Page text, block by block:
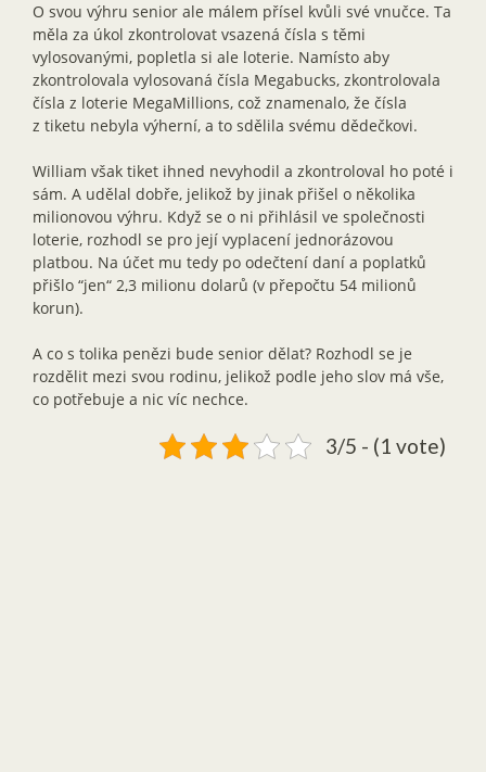
O svou výhru senior ale málem přísel kvůli své vnučce. Ta
měla za úkol zkontrolovat vsazená čísla s těmi
vylosovanými, popletla si ale loterie. Namísto aby
zkontrolovala vylosovaná čísla Megabucks, zkontrolovala
čísla z loterie MegaMillions, což znamenalo, že čísla
z tiketu nebyla výherní, a to sdělila svému dědečkovi.
William však tiket ihned nevyhodil a zkontroloval ho poté i
sám. A udělal dobře, jelikož by jinak přišel o několika
milionovou výhru. Když se o ni přihlásil ve společnosti
loterie, rozhodl se pro její vyplacení jednorázovou
platbou. Na účet mu tedy po odečtení daní a poplatků
přišlo “jen“ 2,3 milionu dolarů (v přepočtu 54 milionů
korun).
A co s tolika penězi bude senior dělat? Rozhodl se je
rozdělit mezi svou rodinu, jelikož podle jeho slov má vše,
co potřebuje a nic víc nechce.
3/5 - (1 vote)